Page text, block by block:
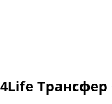
4Life Трансфер